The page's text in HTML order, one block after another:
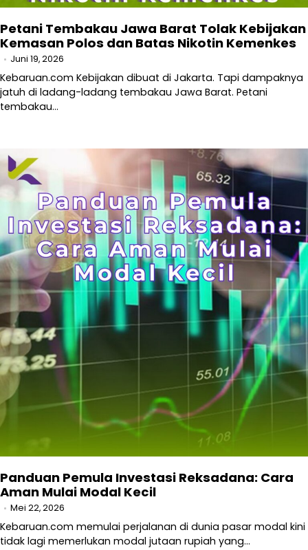
Petani Tembakau Jawa Barat Tolak Kebijakan
Kemasan Polos dan Batas Nikotin Kemenkes
Juni 19, 2026
Kebaruan.com Kebijakan dibuat di Jakarta. Tapi dampaknya
jatuh di ladang-ladang tembakau Jawa Barat. Petani
tembakau…
Panduan Pemula Investasi Reksadana: Cara
Aman Mulai Modal Kecil
Mei 22, 2026
Kebaruan.com memulai perjalanan di dunia pasar modal kini
tidak lagi memerlukan modal jutaan rupiah yang…